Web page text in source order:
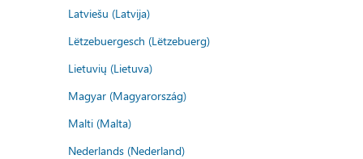
Latviešu (Latvija)
Lëtzebuergesch (Lëtzebuerg)
Lietuvių (Lietuva)
Magyar (Magyarország)
Malti (Malta)
Nederlands (Nederland)